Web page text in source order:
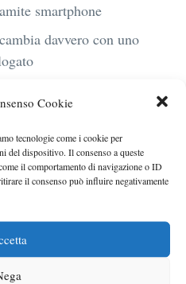
Cookie
tecnologie come i cookie per
del dispositivo. Il consenso a queste
il comportamento di navigazione o ID
il consenso può influire negativamente
smartphone
davvero con uno
noleggio a lungo
lampeggianti